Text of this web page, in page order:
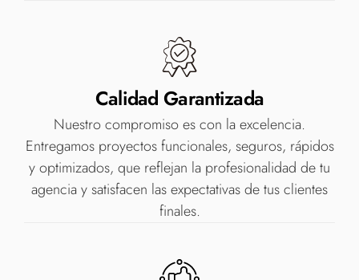
Calidad Garantizada
Nuestro compromiso es con la excelencia.
Entregamos proyectos funcionales, seguros, rápidos
y optimizados, que reflejan la profesionalidad de tu
agencia y satisfacen las expectativas de tus clientes
finales.